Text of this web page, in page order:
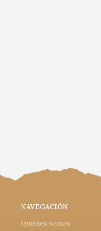
NAVEGACIÓN
Quiénes somos